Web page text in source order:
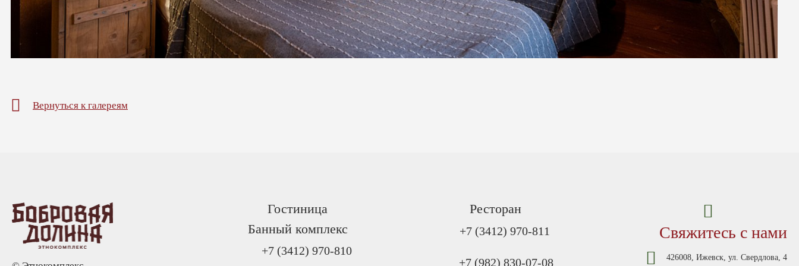
Вернуться к галереям
Гостиница
Банный комплекс
+7 (3412) 970-810
Ресторан
+7 (3412) 970-811
+7 (982) 830-07-08
Свяжитесь с нами
426008, Ижевск, ул. Свердлова, 4